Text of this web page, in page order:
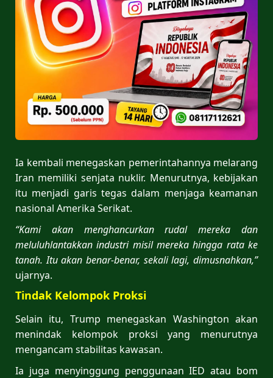
Ia kembali menegaskan pemerintahannya melarang
Iran memiliki senjata nuklir. Menurutnya, kebijakan
itu menjadi garis tegas dalam menjaga keamanan
nasional Amerika Serikat.
“Kami akan menghancurkan rudal mereka dan
meluluhlantakkan industri misil mereka hingga rata ke
tanah. Itu akan benar-benar, sekali lagi, dimusnahkan,”
ujarnya.
Tindak Kelompok Proksi
Selain itu, Trump menegaskan Washington akan
menindak kelompok proksi yang menurutnya
mengancam stabilitas kawasan.
Ia juga menyinggung penggunaan IED atau bom